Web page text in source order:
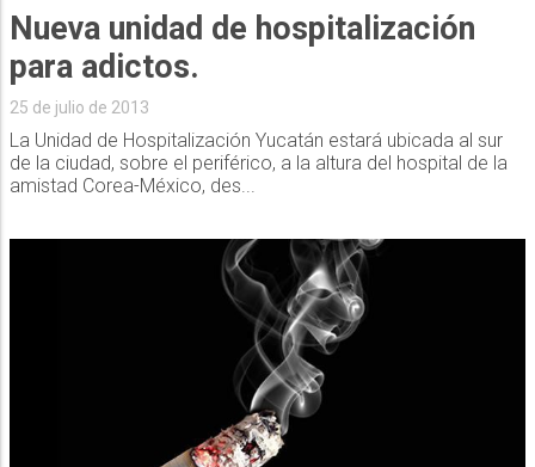
Nueva unidad de hospitalización
para adictos.
25 de julio de 2013
La Unidad de Hospitalización Yucatán estará ubicada al sur
de la ciudad, sobre el periférico, a la altura del hospital de la
amistad Corea-México, des...